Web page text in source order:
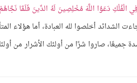
الْفُلْكِ دَعَوُا اللَّهَ مُخْلِصِينَ لَهُ الدِّينَ فَلَمَّا نَجَّاهُمْ
جاءت الشدائد أخلصوا لله العبادة، أما هؤلاء
جميعًا، صاروا شرًا من أولئك الأشرار من